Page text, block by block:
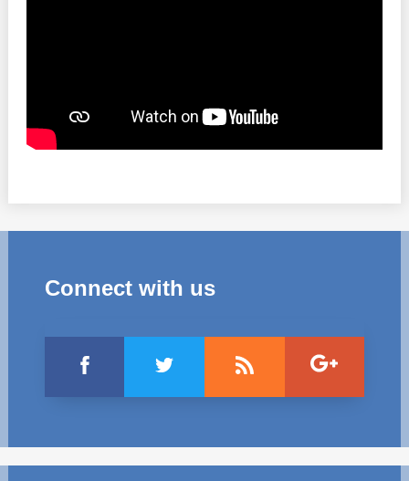
Connect with us